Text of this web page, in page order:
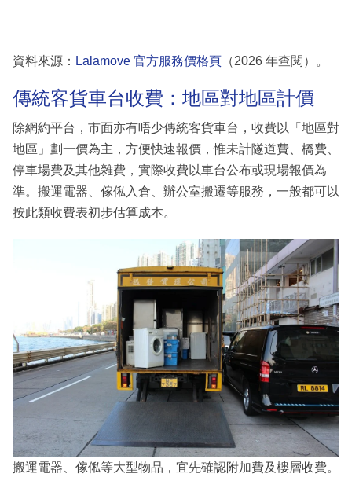
資料來源： Lalamove 官方服務價格頁 （2026 年查閱）。
傳統客貨車台收費：地區對地區計價
除網約平台，市面亦有唔少傳統客貨車台，收費以「地區對
地區」劃一價為主，方便快速報價，惟未計隧道費、橋費、
停車場費及其他雜費，實際收費以車台公布或現場報價為
準。搬運電器、傢俬入倉、辦公室搬遷等服務，一般都可以
按此類收費表初步估算成本。
搬運電器、傢俬等大型物品，宜先確認附加費及樓層收費。